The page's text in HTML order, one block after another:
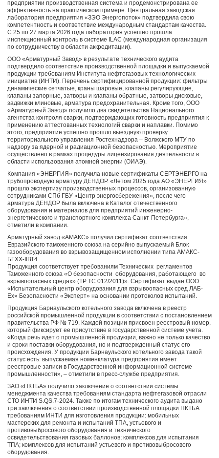
предприятии производственная система и продемонстрирована ее
эффективность на практическом примере. Центральная заводская
лаборатория предприятия «ЗЭО Энергопоток» подтвердила свою
компетентность и соответствие международным стандартам качества.
С 25 по 27 марта 2026 года лаборатория успешно прошла
инспекционный контроль в системе ILAC (международная организация
по сотрудничеству в области аккредитации).
ООО «Арматурный Завод» в результате технического аудита
подтвердило соответствие производственной площадки и выпускаемой
продукции требованиям Института нефтегазовых технологических
инициатив (ИНТИ). Перечень сертифицированной продукции: фильтры
динамические сетчатые, краны шаровые, клапаны регулирующие,
клапаны запорные, затворы и клапаны обратные, затворы дисковые,
задвижки клиновые, арматура предохранительная. Кроме того, ООО
«Арматурный Завод» получило два свидетельства Национального
агентства контроля сварки, подтверждающих готовность предприятия к
применению аттестованных технологий сварки и наплавки. Помимо
этого, предприятие успешно прошло выездную проверку
территориального управления Ростехнадзора – Волжского МТУ по
надзору за ядерной и радиационной безопасностью. Мероприятие
осуществлено в рамках процедуры лицензирования деятельности в
области использования атомной энергии (ОИАЭ).
Компания «ЭНЕРГИЯ» получила новые сертификаты СЕРТЭНЕРГО на
трубопроводную арматуру ДЕНДОР. «Летом 2025 года АО «ЭНЕРГИЯ»
прошло экспертизу производственных процессов, организованную
сотрудниками СПб ГБУ «Центр энергосбережения», после чего
арматура ДЕНДОР была включена в Каталог отечественного
оборудования и материалов для предприятий инженерно-
энергетического и транспортного комплекса Санкт-Петербурга», –
отметили в компании.
Арматурный завод «АМАКС» получил сертификат соответствия
Евразийского таможенного союза на серийно выпускаемый Блок
газооборудования во взрывозащищенном исполнении типа АМАКС-
БГХХ-IIВТ4.
Продукция соответствует требованиям Технических регламентов
Таможенного союза «О безопасности оборудования, работающего во
взрывоопасных средах» (ТР ТС 012/2011)». Сертификат выдан ООО
«Испытательный центр оборудования для взрывоопасных сред ЛАБ-
Ех» Безопасности «Эксперт» на основании протоколов испытаний.
Продукция Барнаульского котельного завода включена в реестр
российской промышленной продукции в соответствии с постановлением
правительства РФ № 719. Каждой позиции присвоен реестровый номер,
который фиксирует ее присутствие в государственной системе учета.
«Когда речь идет о промышленной продукции, важно не только качество
и сроки поставки оборудования, но и подтвержденный статус его
происхождения. У продукции Барнаульского котельного завода такой
статус есть: выпускаемая номенклатура предприятия имеет
реестровые записи в Государственной информационной системе
промышленности», – отметили в пресс-службе предприятия.
ЗАО «ПКТБА» получило заключение о соответствии системы
менеджмента качества требованиям стандарта нефтегазовой отрасли
СТО ИНТИ S.QS.7-2024. Также по итогам технического аудита выдано
три заключения о соответствии производственной площадки ПКТБА
требованиям ИНТИ для изготовления продукции: мобильных
мастерских для ремонта и испытаний ТПА, устьевого и
противовыбросового оборудования и технического
освидетельствования газовых баллонов; комплексов для испытания
ТПА; комплексов для испытаний устьевого и противовыбросового
оборудования.